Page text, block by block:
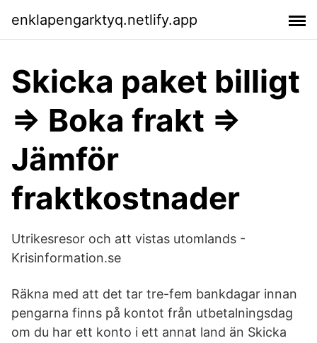
enklapengarktyq.netlify.app
Skicka paket billigt
⇒ Boka frakt ⇒
Jämför
fraktkostnader
Utrikesresor och att vistas utomlands -
Krisinformation.se
Räkna med att det tar tre-fem bankdagar innan
pengarna finns på kontot från utbetalningsdag
om du har ett konto i ett annat land än Skicka